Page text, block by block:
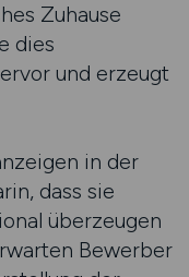
Zuhause
dies
und erzeugt
in der
dass sie
überzeugen
Bewerber